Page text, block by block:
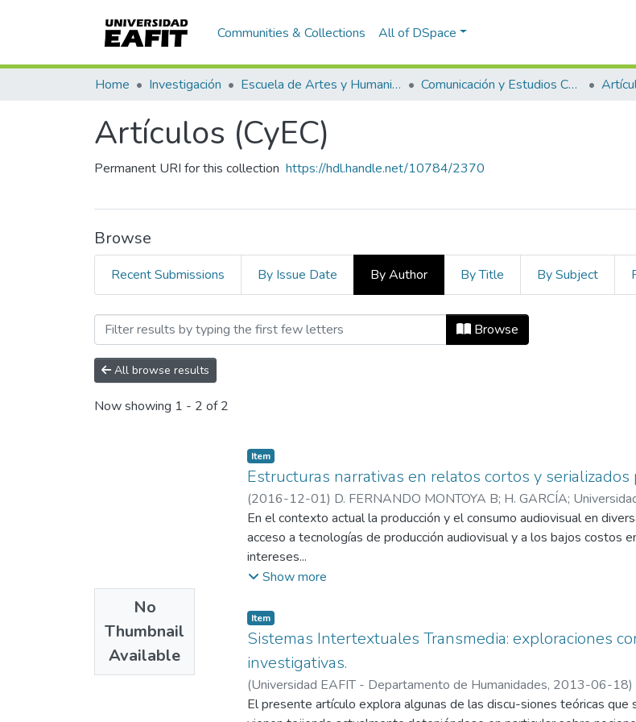
Communities & Collections All of DSpace
Home Investigación Escuela de Artes y Humanidades Comunicación y Estudios Culturales
Artículos (CyEC)
Permanent URI for this collection https://hdl.handle.net/10784/2370
Browse
Recent Submissions By Issue Date By Author By Title By Subject
Browsing Artículos (CyEC) by Author "D. FERNANDO
Browse
All browse results
Now showing 1 - 2 of 2
No
Thumbnail
Available
Item
Estructuras narrativas en relatos cortos y serializados
(2016-12-01) D. FERNANDO MONTOYA B; H. GARCÍA;
Estudios Culturales
En el contexto actual la producción y el consumo audiovisual en
acceso a tecnologías de producción audiovisual y a los bajos costos
intereses...
Show more
Item
Sistemas Intertextuales Transmedia: exploraciones
investigativas.
(Universidad EAFIT - Departamento de Humanidades, 2013-06-18)
SALINAS;Universidad EAFIT. Escuela de Ciencias y Humanidades;
El presente artículo explora algunas de las discu-siones teóricas